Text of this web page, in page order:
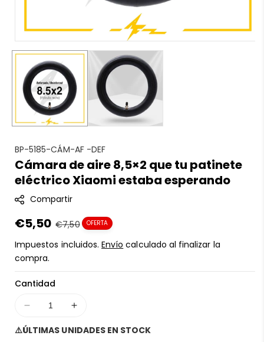
S
K
U
BP-5185-CÁM-AF -DEF
Cámara de aire 8,5×2 que tu patinete
eléctrico Xiaomi estaba esperando
Compartir
Precio
en
oferta
€5,50 Precio
regular
€7,50 OFERTA
Impuestos incluidos.Envío calculado al finalizar la
compra.
Cantidad
Disminuir
cantidad
para
Aumentar
para
⚠️ÚLTIMAS UNIDADES EN STOCK